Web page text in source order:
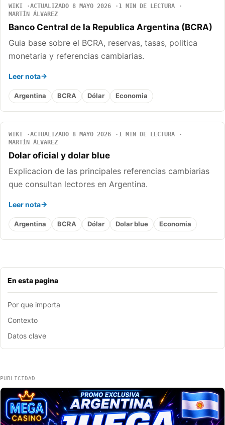
En esta pagina
Por que importa
Contexto
Datos clave
WIKI ACTUALIZADO 8 MAYO 2026
1 MIN DE LECTURA
MARTÍN ÁLVAREZ
Banco Central de la Republica Argentina (BCRA)
Guia base sobre el BCRA, reservas, tasas, politica
monetaria y referencias cambiarias.
Leer nota
Argentina BCRA Dólar Economia
WIKI ACTUALIZADO 8 MAYO 2026
1 MIN DE LECTURA
MARTÍN ÁLVAREZ
Dolar oficial y dolar blue
Explicacion de las principales referencias cambiarias
que consultan lectores en Argentina.
Leer nota
Argentina BCRA Dólar Dolar blue Economia
PUBLICIDAD